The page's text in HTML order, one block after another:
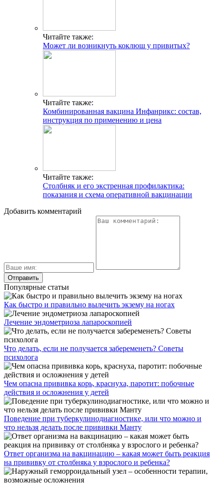
Читайте также:
Может ли возникнуть коклюш у привитых?
Читайте также:
Комбинированная вакцина Инфанрикс: состав,
инструкция по применению и цена
Читайте также:
Столбняк и его экстренная профилактика:
показания и схема оперативной вакцинации
Добавить комментарий
Популярные статьи
Как быстро и правильно вылечить экзему на ногах
Лечение эндометриоза лапароскопией
Что делать, если не получается забеременеть? Советы
психолога
Чем опасна прививка корь, краснуха, паротит: побочные
действия и осложнения у детей
Поведение при туберкулинодиагностике, или что можно и
что нельзя делать после прививки Манту
Ответ организма на вакцинацию – какая может быть реакция
на прививку от столбняка у взрослого и ребенка?